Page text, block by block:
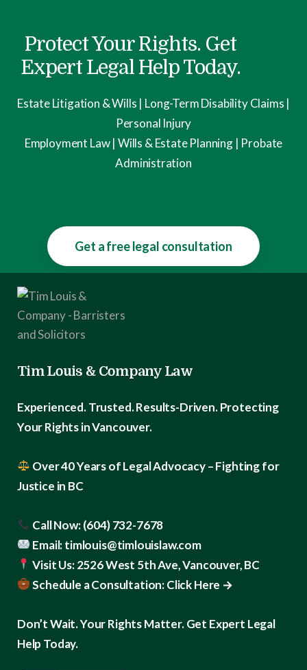
Protect Your Rights. Get
Expert Legal Help Today.
Estate Litigation & Wills | Long-Term Disability Claims |
Personal Injury
Employment Law | Wills & Estate Planning | Probate
Administration
Get a free legal consultation
Tim Louis & Company Law
Experienced. Trusted. Results-Driven. Protecting
Your Rights in Vancouver.
Over 40 Years of Legal Advocacy – Fighting for
Justice in BC
Call Now: (604) 732-7678
Email:timlouis@timlouislaw.com
Visit Us: 2526 West 5th Ave, Vancouver, BC
Schedule a Consultation:Click Here →
Don’t Wait. Your Rights Matter. Get Expert Legal
Help Today.